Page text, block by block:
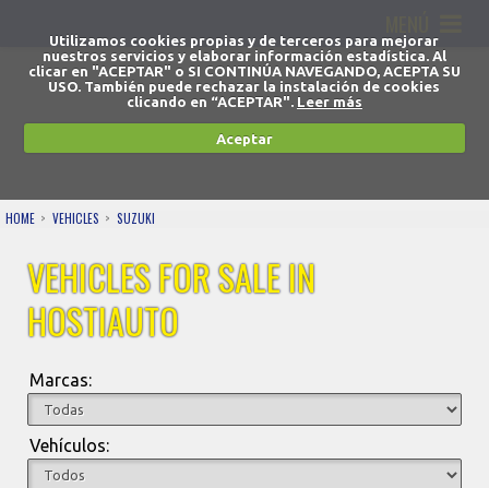
Utilizamos cookies propias y de terceros para mejorar
nuestros servicios y elaborar información estadística. Al
clicar en "ACEPTAR" o SI CONTINÚA NAVEGANDO, ACEPTA SU
USO. También puede rechazar la instalación de cookies
clicando en “ACEPTAR". Leer más
Aceptar
HOME VEHICLES SUZUKI
VEHICLES FOR SALE IN
HOSTIAUTO
Marcas:
Vehículos: